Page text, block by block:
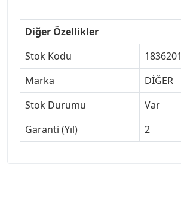
Diğer Özellikler
Stok Kodu
1836201
Marka
DİĞER
Stok Durumu
Var
Garanti (Yıl)
2